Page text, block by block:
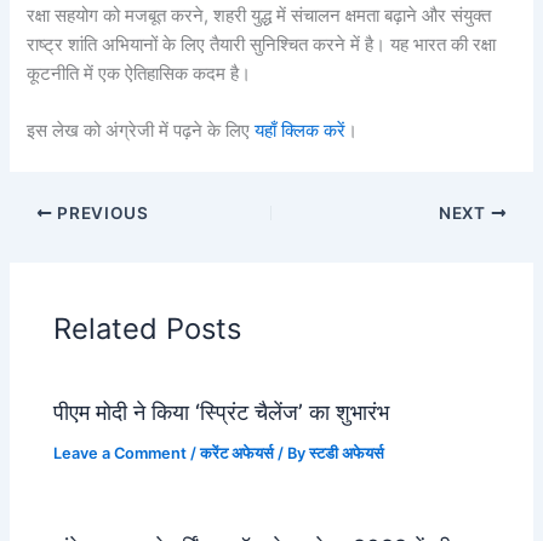
रक्षा सहयोग को मजबूत करने, शहरी युद्ध में संचालन क्षमता बढ़ाने और संयुक्त
राष्ट्र शांति अभियानों के लिए तैयारी सुनिश्चित करने में है। यह भारत की रक्षा
कूटनीति में एक ऐतिहासिक कदम है।
इस लेख को अंग्रेजी में पढ़ने के लिएयहाँ क्लिक करें ।
PREVIOUS NEXT
Related Posts
पीएम मोदी ने किया ‘स्प्रिंट चैलेंज’ का शुभारंभ
Leave a Comment /करेंट अफेयर्स/ Byस्टडी अफेयर्स